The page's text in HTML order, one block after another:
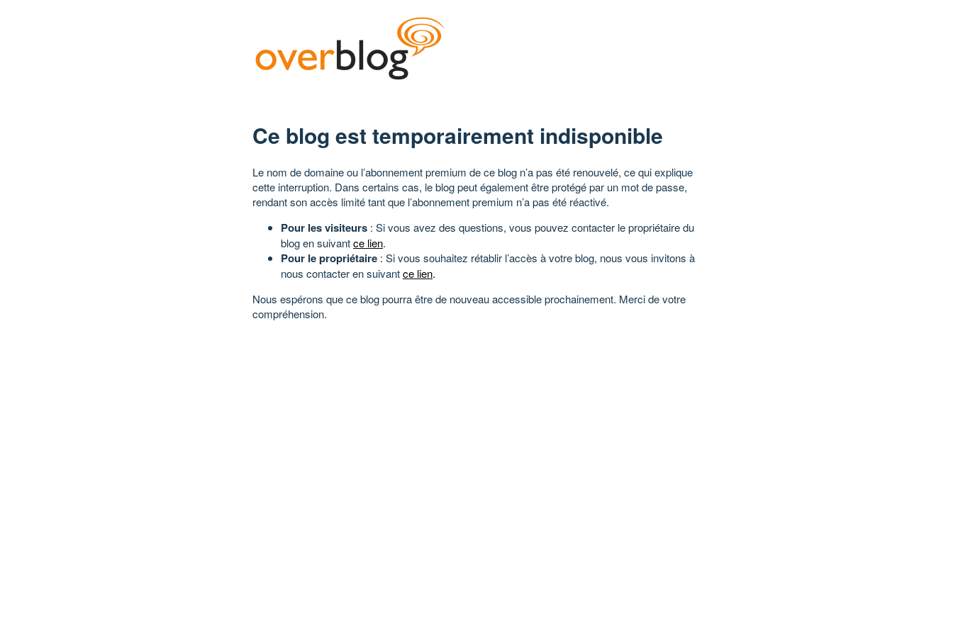
Ce blog est temporairement indisponible
Le nom de domaine ou l’abonnement premium de ce blog n’a pas été renouvelé, ce qui explique
cette interruption. Dans certains cas, le blog peut également être protégé par un mot de passe,
rendant son accès limité tant que l’abonnement premium n’a pas été réactivé.
Pour les visiteurs : Si vous avez des questions, vous pouvez contacter le propriétaire du
blog en suivantce lien.
Pour le propriétaire : Si vous souhaitez rétablir l’accès à votre blog, nous vous invitons à
nous contacter en suivantce lien.
Nous espérons que ce blog pourra être de nouveau accessible prochainement. Merci de votre
compréhension.